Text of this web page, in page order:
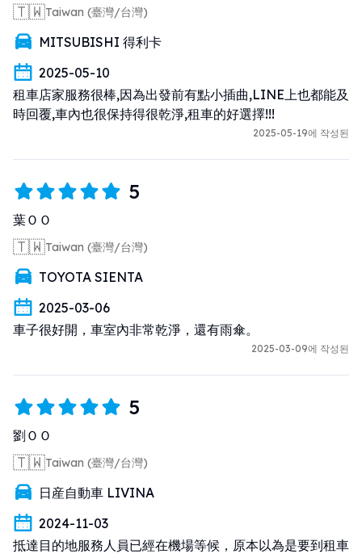
🇹🇼Taiwan (臺灣/台灣)
MITSUBISHI 得利卡
2025-05-10
租車店家服務很棒,因為出發前有點小插曲,LINE上也都能及
時回覆,車內也很保持得很乾淨,租車的好選擇!!!
2025-05-19에 작성된
5
葉ＯＯ
🇹🇼Taiwan (臺灣/台灣)
TOYOTA SIENTA
2025-03-06
車子很好開，車室內非常乾淨，還有雨傘。
2025-03-09에 작성된
5
劉ＯＯ
🇹🇼Taiwan (臺灣/台灣)
日産自動車 LIVINA
2024-11-03
抵達目的地服務人員已經在機場等候，原本以為是要到租車